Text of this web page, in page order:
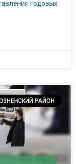
годовых
РАЙОН